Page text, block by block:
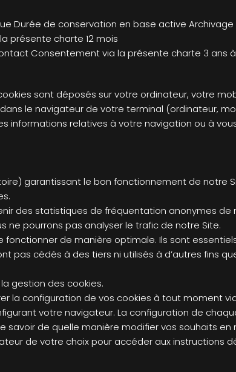
Durée de conservation en base active Archivage
présente charte 12 mois
Consentement via la présente charte 3 ans
sont déposés sur votre ordinateur, votre
le navigateur de votre terminal (ordinateur,
informations relatives à votre navigation ou à
garantissant le bon fonctionnement de notre
des statistiques de fréquentation anonymes de
ne pourrons pas analyser le trafic de notre Site.
de manière optimale. Ils sont
pas cédés à des tiers ni utilisés à d’autres fins
gestion des cookies.
la configuration de vos cookies à tout moment
votre navigateur. La configuration de
savoir de quelle manière modifier vos souhaits en
de votre choix pour accéder aux instructions